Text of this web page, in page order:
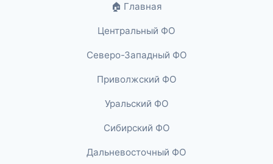
🏠 Главная
Центральный ФО
Северо-Западный ФО
Приволжский ФО
Уральский ФО
Сибирский ФО
Дальневосточный ФО